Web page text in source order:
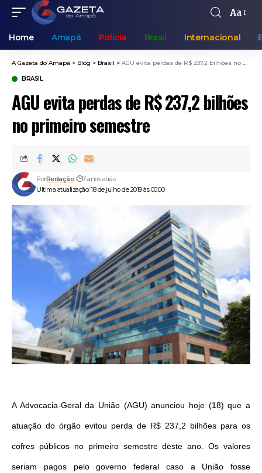
Aa
Home Amapá Polícia Brasil Internacional
A Gazeta do Amapá > Blog > Brasil > AGU evita perdas de R$ 237,2 bilhões no primeiro semestre
BRASIL
AGU evita perdas de R$ 237,2 bilhões
no primeiro semestre
Ultima atualização: 18 de julho de 2019 às 00:00
PorRedação 7 anos atrás
A Advocacia-Geral da União (AGU) anunciou hoje (18) que a
atuação do órgão evitou perda de R$ 237,2 bilhões para os
cofres públicos no primeiro semestre deste ano. Os valores
seriam pagos pelo governo federal caso a União fosse